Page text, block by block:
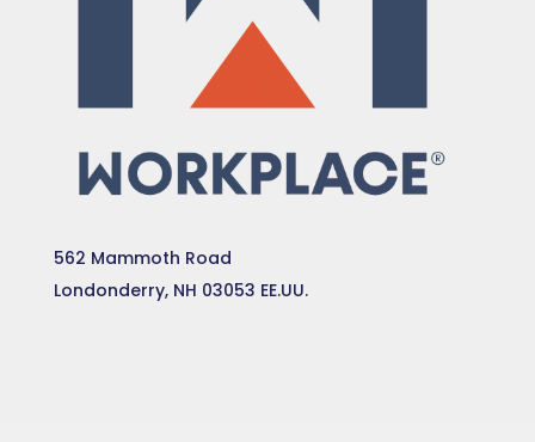
562 Mammoth Road
Londonderry, NH 03053 EE.UU.